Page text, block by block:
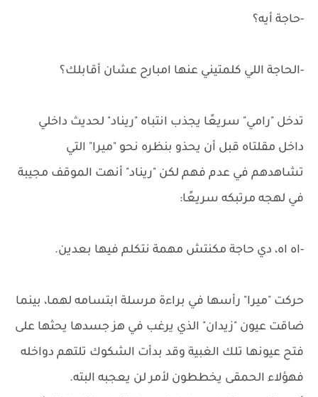
-حاجة أيه؟
-الحاجة اللي كلمتيني عنها امبارح عشان أقابلك؟
تدخل "رامي" سريعًا يجذب انتباه "ريناد" لحديث داخلي
داخل مقلتاه قبل أن يحذو بنظره نحو "ميرا" التي
تشاهدهم في عدم فهم لكن "ريناد" أنهت الموقف مجيبة
في لهجه مرتبكه سريعًا:
-اه اه، دي حاجة مكنتش مهمة نتكلم فيها بعدين.
حركت "ميرا" رأسها في براءة مرسلة ابتسامه لهما، بينما
ضاقت عيون "زيدان" الذي يرغب في هز جسدها يحثها على
فتح عيونها تلك الغبية وقد بدأت الشكوك تلتهم دواخله
فهؤلاء الحمقى يخططون لأمر لن يعجبه البته.